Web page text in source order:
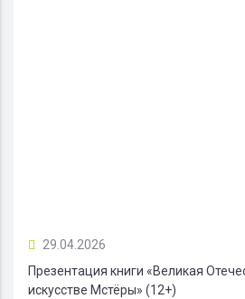
29.04.2026
Презентация книги «Великая
искусстве Мстёры» (12+)